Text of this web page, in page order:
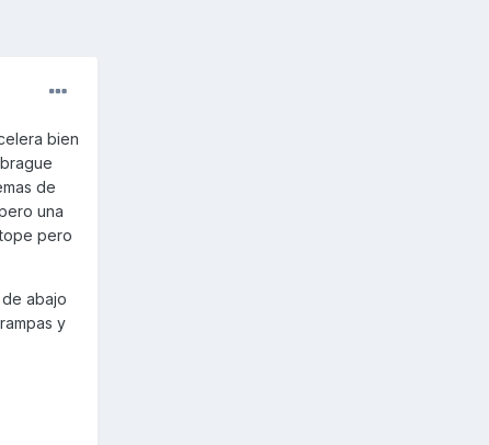
bien
de
una
pero
abajo
y